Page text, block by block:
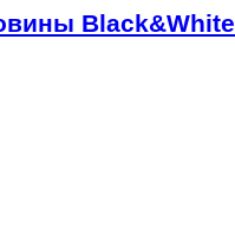
Black&White